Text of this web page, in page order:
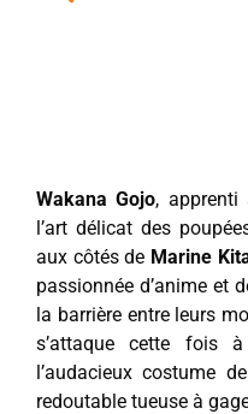
Wakana Gojo, apprenti
l’art délicat des
aux côtés de Marine
passionnée d’anime et
la barrière entre leurs
s’attaque cette fois
l’audacieux costume
redoutable tueuse à